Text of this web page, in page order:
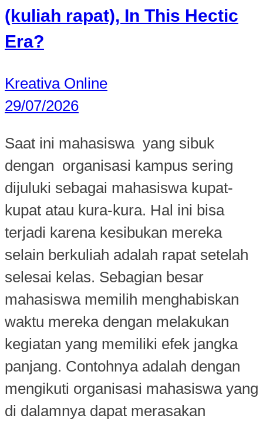
(kuliah rapat), In This Hectic
Era?
Kreativa Online
29/07/2026
Saat ini mahasiswa yang sibuk
dengan organisasi kampus sering
dijuluki sebagai mahasiswa kupat-
kupat atau kura-kura. Hal ini bisa
terjadi karena kesibukan mereka
selain berkuliah adalah rapat setelah
selesai kelas. Sebagian besar
mahasiswa memilih menghabiskan
waktu mereka dengan melakukan
kegiatan yang memiliki efek jangka
panjang. Contohnya adalah dengan
mengikuti organisasi mahasiswa yang
di dalamnya dapat merasakan